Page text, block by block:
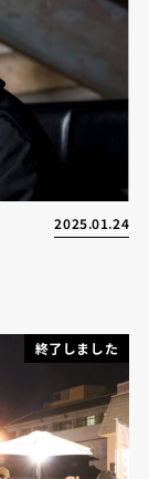
2025.01.24
終了しました